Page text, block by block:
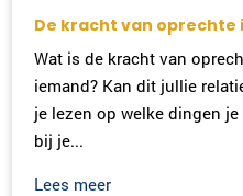
De kracht van oprechte
Wat is de kracht van
iemand? Kan dit jullie
je lezen op welke dingen
bij je...
Lees meer